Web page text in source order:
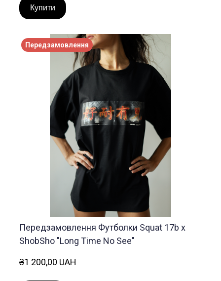
Купити
Передзамовлення
Передзамовлення Футболки Squat 17b x
ShobSho "Long Time No See"
₴1 200,00 UAH